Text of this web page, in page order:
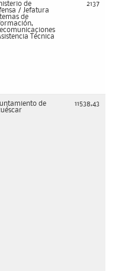
de
/ Jefatura
de
Técnica
2137
de
11538,43